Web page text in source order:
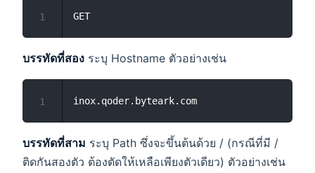
1
บรรทัดที่สอง ระบุ Hostname ตัวอย่างเช่น
1
บรรทัดที่สาม ระบุ Path ซึ่งจะขึ้นต้นด้วย / (กรณีที่มี /
ติดกันสองตัว ต้องตัดให้เหลือเพียงตัวเดียว) ตัวอย่างเช่น